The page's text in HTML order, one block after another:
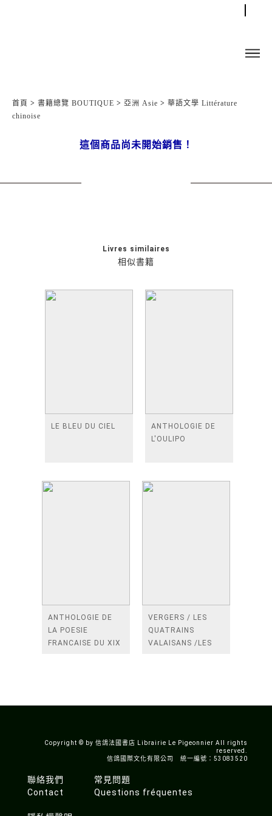
首頁 > 書籍總覽 BOUTIQUE > 亞洲 Asie > 華語文學 Littérature
chinoise
這個商品尚未開始銷售！
相似書籍
Livres similaires
LE BLEU DU CIEL
ANTHOLOGIE DE
L'OULIPO
ANTHOLOGIE DE
LA POESIE
FRANCAISE DU XIX
VERGERS / LES
QUATRAINS
VALAISANS /LES
Copyright © by 信鴿法國書店 Librairie Le Pigeonnier All rights
reserved.
信鴿國際文化有限公司 統一編號：53083520
聯絡我們
Contact
常見問題
Questions fréquentes